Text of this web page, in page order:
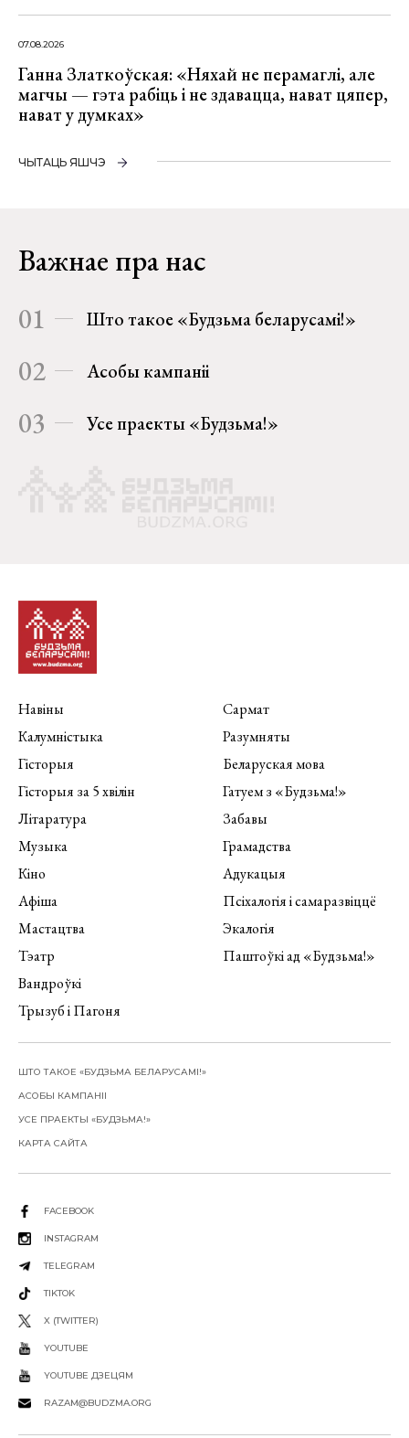
07.08.2026
Ганна Златкоўская: «Няхай не перамаглі, але
магчы — гэта рабіць і не здавацца, нават цяпер,
нават у думках»
ЧЫТАЦЬ ЯШЧЭ
Важнае пра нас
01 Што такое «Будзьма беларусамі!»
02 Асобы кампаніі
03 Усе праекты «Будзьма!»
Навіны
Калумністыка
Гісторыя
Гісторыя за 5 хвілін
Літаратура
Музыка
Кіно
Афіша
Мастацтва
Тэатр
Вандроўкі
Трызуб і Пагоня
Сармат
Разумняты
Беларуская мова
Гатуем з «Будзьма!»
Забавы
Грамадства
Адукацыя
Псіхалогія і самаразвіццё
Экалогія
Паштоўкі ад «Будзьма!»
ШТО ТАКОЕ «БУДЗЬМА БЕЛАРУСАМІ!»
АСОБЫ КАМПАНІІ
УСЕ ПРАЕКТЫ «БУДЗЬМА!»
КАРТА САЙТА
FACEBOOK
INSTAGRAM
TELEGRAM
TIKTOK
X (TWITTER)
YOUTUBE
YOUTUBE ДЗЕЦЯМ
RAZAM@BUDZMA.ORG